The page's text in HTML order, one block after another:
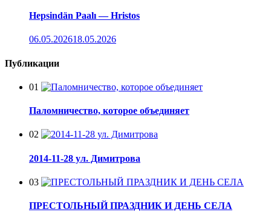
Hepsindän Paalı — Hristos
06.05.202618.05.2026
Публикации
01
Паломничество, которое объединяет
02
2014-11-28 ул. Димитрова
03
ПРЕСТОЛЬНЫЙ ПРАЗДНИК И ДЕНЬ СЕЛА